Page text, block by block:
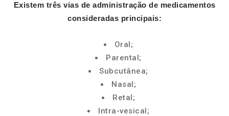
Existem três vias de administração de medicamentos
consideradas principais:
Oral;
Parental;
Subcutânea;
Nasal;
Retal;
Intra-vesical;